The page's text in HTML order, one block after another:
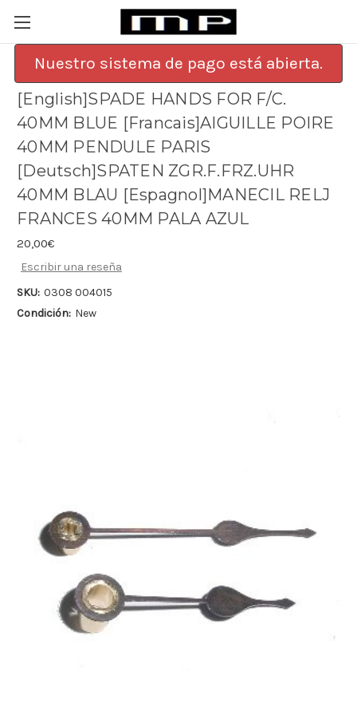
Nuestro sistema de pago está abierta.
[English]SPADE HANDS FOR F/C.
40MM BLUE [Francais]AIGUILLE POIRE
40MM PENDULE PARIS
[Deutsch]SPATEN ZGR.F.FRZ.UHR
40MM BLAU [Espagnol]MANECIL RELJ
FRANCES 40MM PALA AZUL
20,00€
Escribir una reseña
SKU: 0308 004015
Condición: New